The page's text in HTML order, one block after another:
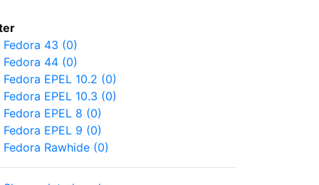
Fedora 43 (0)
Fedora 44 (0)
Fedora EPEL 10.2 (0)
Fedora EPEL 10.3 (0)
Fedora EPEL 8 (0)
Fedora EPEL 9 (0)
Fedora Rawhide (0)